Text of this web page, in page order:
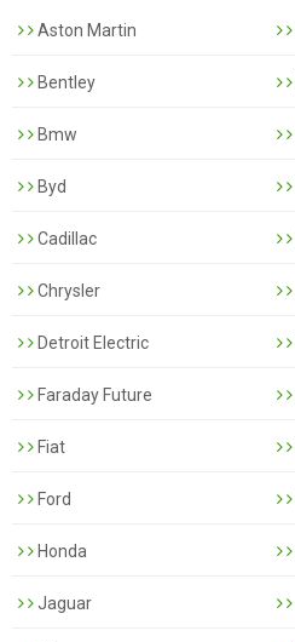
Aston Martin
Bentley
Bmw
Byd
Cadillac
Chrysler
Detroit Electric
Faraday Future
Fiat
Ford
Honda
Jaguar